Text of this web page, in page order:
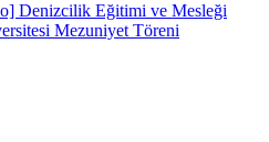
Denizcilik Eğitimi ve Mesleği
Mezuniyet Töreni